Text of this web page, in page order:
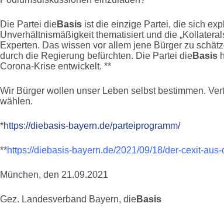
Die Partei dieBasis ist die einzige Partei, die sich
Unverhältnismäßigkeit thematisiert und die
Experten. Das wissen vor allem jene Bürger zu
durch die Regierung befürchten. Die Partei dieBasis
Corona-Krise entwickelt. **
Wir Bürger wollen unser Leben selbst bestimmen.
wählen.
*https://diebasis-bayern.de/parteiprogramm/
**https://diebasis-bayern.de/2021/09/18/der-cexit-
München, den 21.09.2021
Gez. Landesverband Bayern, dieBasis